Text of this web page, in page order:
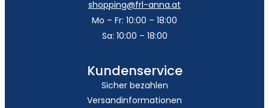
shopping@frl-anna.at
Mo – Fr: 10:00 – 18:00
Sa: 10:00 – 18:00
Kundenservice
Sicher bezahlen
Versandinformationen